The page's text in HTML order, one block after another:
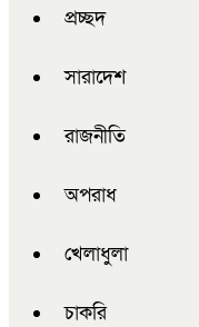
প্রচ্ছদ
সারাদেশ
রাজনীতি
অপরাধ
খেলাধুলা
চাকরি